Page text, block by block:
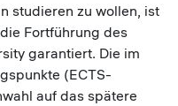
studieren zu wollen, ist
Fortführung des
garantiert. Die im
(ECTS-
auf das spätere